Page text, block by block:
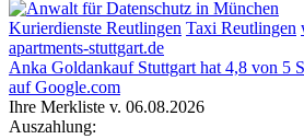
Kurierdienste Reutlingen Taxi Reutlingen
apartments-stuttgart.de
Anka Goldankauf Stuttgart hat 4,8 von 5
auf Google.com
Ihre Merkliste v. 06.08.2026
Auszahlung: